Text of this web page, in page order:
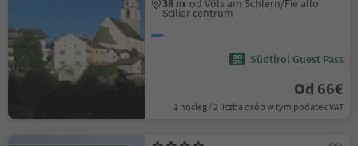
38 m od Völs am Schlern/Fiè allo
Sciliar centrum
Südtirol Guest Pass
Od 66€
1 nocleg / 2 liczba osób w tym podatek VAT